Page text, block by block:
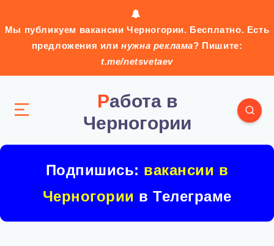
Мы публикуем вакансии Черногории. Бесплатно. Есть
предложения илинужна реклама? Пишите:
t.me/netsvetaev
Работа в
Черногории
Подпишись: вакансии в
Черногории в Телеграме